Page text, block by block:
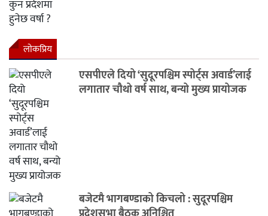
लाेकप्रिय
एसपीएले दियो ‘सुदूरपश्चिम स्पोर्ट्स अवार्ड’लाई
लगातार चौथो वर्ष साथ, बन्यो मुख्य प्रायोजक
बजेटमै भागबण्डाको किचलो : सुदूरपश्चिम